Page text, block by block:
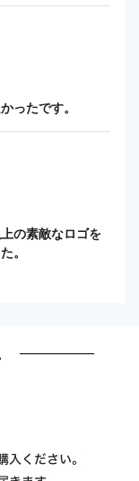
ったです。
の素敵なロゴを
。